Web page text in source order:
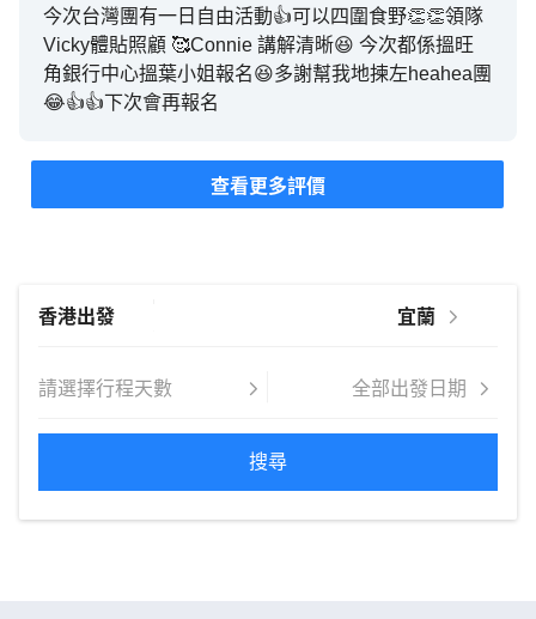
tour to anyone planning a trip to Taiwan. Thank you
for the great arrangement!
今次台灣團有一日自由活動👍可以四圍食野👏👏領隊
Vicky體貼照顧 🥰Connie 講解清晰😆 今次都係搵旺
角銀行中心搵葉小姐報名😆多謝幫我地揀左heahea團
😂👍👍下次會再報名
查看更多評價
搜尋